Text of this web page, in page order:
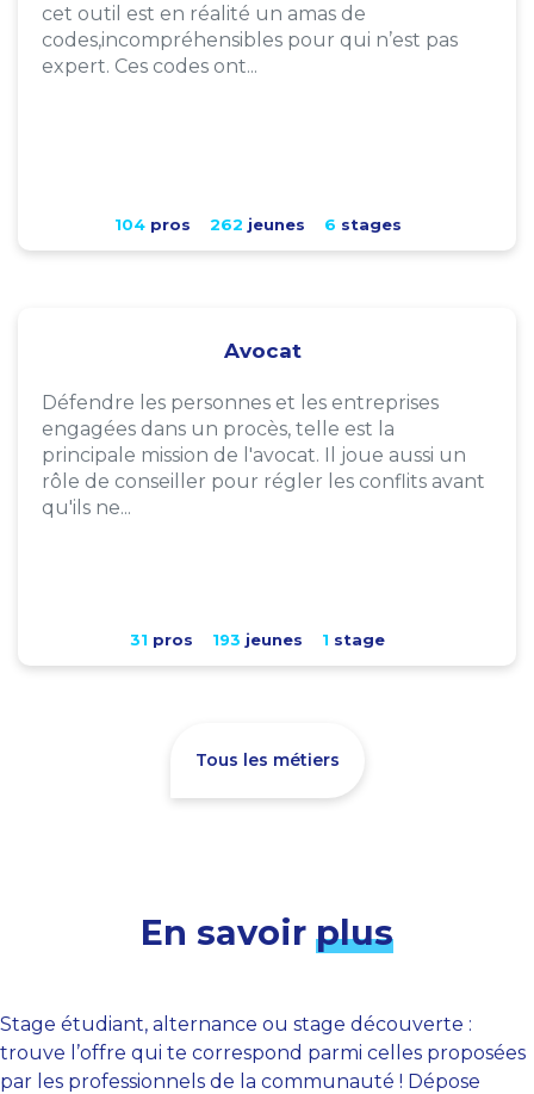
cet outil est en réalité un amas de
codes,incompréhensibles pour qui n’est pas
expert. Ces codes ont...
104pros 262 jeunes 6 stages
Avocat
Défendre les personnes et les entreprises
engagées dans un procès, telle est la
principale mission de l'avocat. Il joue aussi un
rôle de conseiller pour régler les conflits avant
qu'ils ne...
31 pros 193 jeunes 1 stage
Tous les métiers
En savoir plus
Stage étudiant, alternance ou stage découverte :
trouve l’offre qui te correspond parmi celles proposées
par les professionnels de la communauté ! Dépose